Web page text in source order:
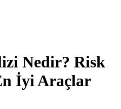
Nedir? Risk
İyi Araçlar